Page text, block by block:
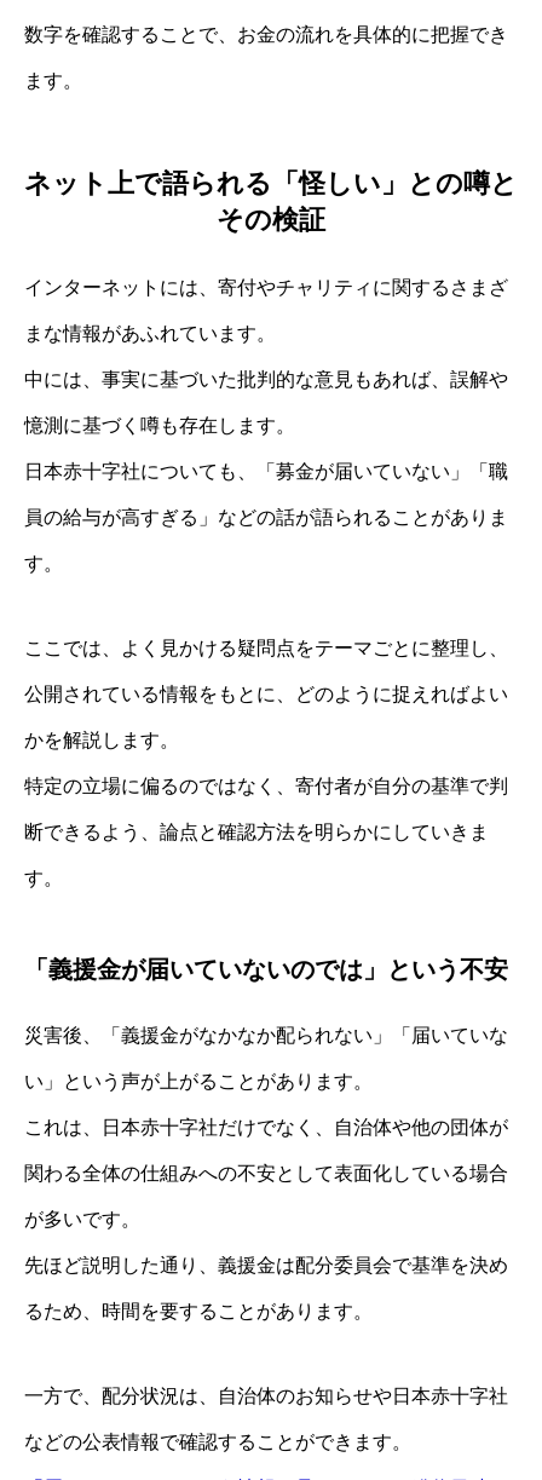
数字を確認することで、お金の流れを具体的に把握でき
ます。
ネット上で語られる「怪しい」との噂と
その検証
インターネットには、寄付やチャリティに関するさまざ
まな情報があふれています。
中には、事実に基づいた批判的な意見もあれば、誤解や
憶測に基づく噂も存在します。
日本赤十字社についても、「募金が届いていない」「職
員の給与が高すぎる」などの話が語られることがありま
す。
ここでは、よく見かける疑問点をテーマごとに整理し、
公開されている情報をもとに、どのように捉えればよい
かを解説します。
特定の立場に偏るのではなく、寄付者が自分の基準で判
断できるよう、論点と確認方法を明らかにしていきま
す。
「義援金が届いていないのでは」という不安
災害後、「義援金がなかなか配られない」「届いていな
い」という声が上がることがあります。
これは、日本赤十字社だけでなく、自治体や他の団体が
関わる全体の仕組みへの不安として表面化している場合
が多いです。
先ほど説明した通り、義援金は配分委員会で基準を決め
るため、時間を要することがあります。
一方で、配分状況は、自治体のお知らせや日本赤十字社
などの公表情報で確認することができます。